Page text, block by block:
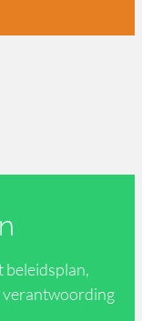
beleidsplan,
verantwoording